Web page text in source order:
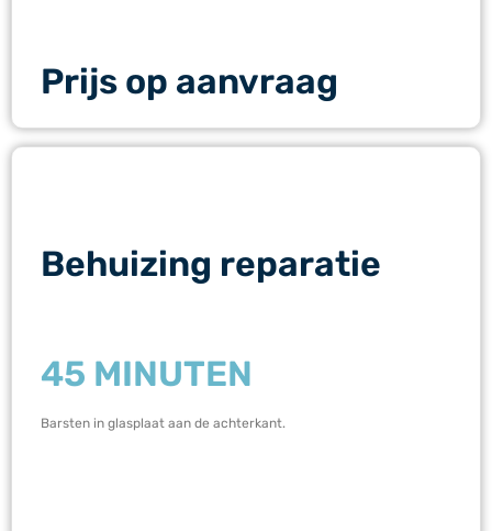
Prijs op aanvraag
Behuizing reparatie
45 MINUTEN
Barsten in glasplaat aan de achterkant.